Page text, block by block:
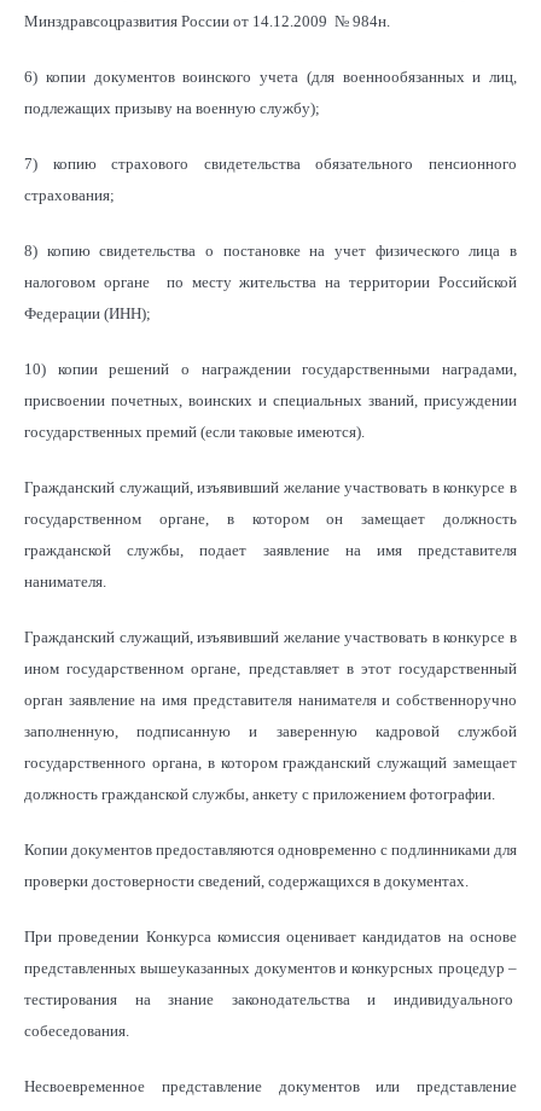
Минздравсоцразвития России от 14.12.2009 № 984н.
6) копии документов воинского учета (для военнообязанных и лиц,
подлежащих призыву на военную службу);
7) копию страхового свидетельства обязательного пенсионного
страхования;
8) копию свидетельства о постановке на учет физического лица в
налоговом органе по месту жительства на территории Российской
Федерации (ИНН);
10) копии решений о награждении государственными наградами,
присвоении почетных, воинских и специальных званий, присуждении
государственных премий (если таковые имеются).
Гражданский служащий, изъявивший желание участвовать в конкурсе в
государственном органе, в котором он замещает должность
гражданской службы, подает заявление на имя представителя
нанимателя.
Гражданский служащий, изъявивший желание участвовать в конкурсе в
ином государственном органе, представляет в этот государственный
орган заявление на имя представителя нанимателя и собственноручно
заполненную, подписанную и заверенную кадровой службой
государственного органа, в котором гражданский служащий замещает
должность гражданской службы, анкету с приложением фотографии.
Копии документов предоставляются одновременно с подлинниками для
проверки достоверности сведений, содержащихся в документах.
При проведении Конкурса комиссия оценивает кандидатов на основе
представленных вышеуказанных документов и конкурсных процедур –
тестирования на знание законодательства и индивидуального
собеседования.
Несвоевременное представление документов или представление